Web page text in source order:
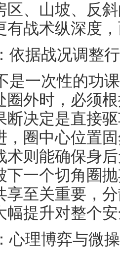
区、山坡、反
有战术纵深度
依据战况调整
是一次性的功
圈外时，必须
断决定是直接
，圈中心位置
术则能确保身
下一个切角圈
享至关重要，
幅提升对整个
心理博弈与微